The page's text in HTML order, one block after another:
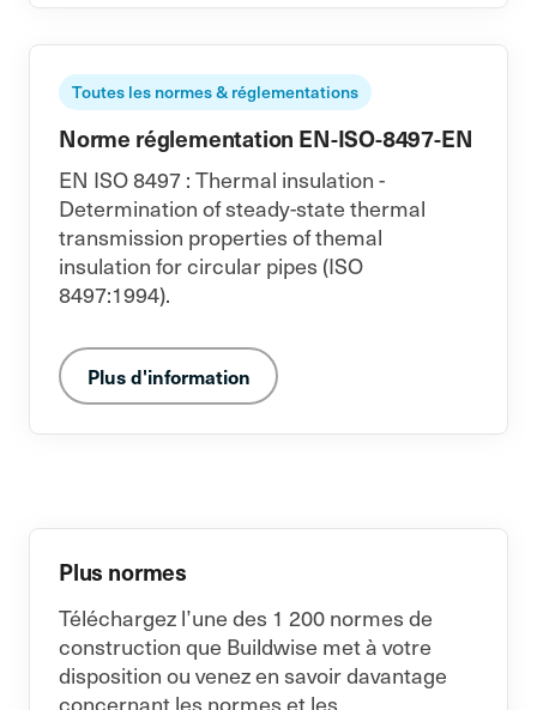
Toutes les normes & réglementations
Norme réglementation EN-ISO-8497-EN
EN ISO 8497 : Thermal insulation -
Determination of steady-state thermal
transmission properties of themal
insulation for circular pipes (ISO
8497:1994).
Plus d'information
Plus normes
Téléchargez l’une des 1 200 normes de
construction que Buildwise met à votre
disposition ou venez en savoir davantage
concernant les normes et les